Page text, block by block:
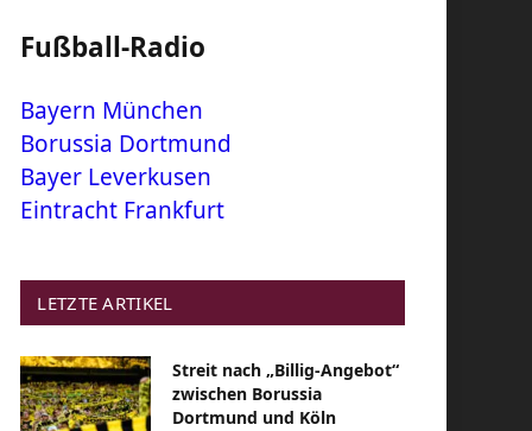
Fußball-Radio
Bayern München
Borussia Dortmund
Bayer Leverkusen
Eintracht Frankfurt
LETZTE ARTIKEL
Streit nach „Billig-Angebot“
zwischen Borussia
Dortmund und Köln